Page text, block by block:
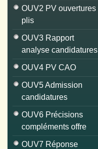
OUV2 PV ouvertures
plis
OUV3 Rapport
analyse candidatures
OUV4 PV CAO
OUV5 Admission
candidatures
OUV6 Précisions
compléments offre
OUV7 Réponse